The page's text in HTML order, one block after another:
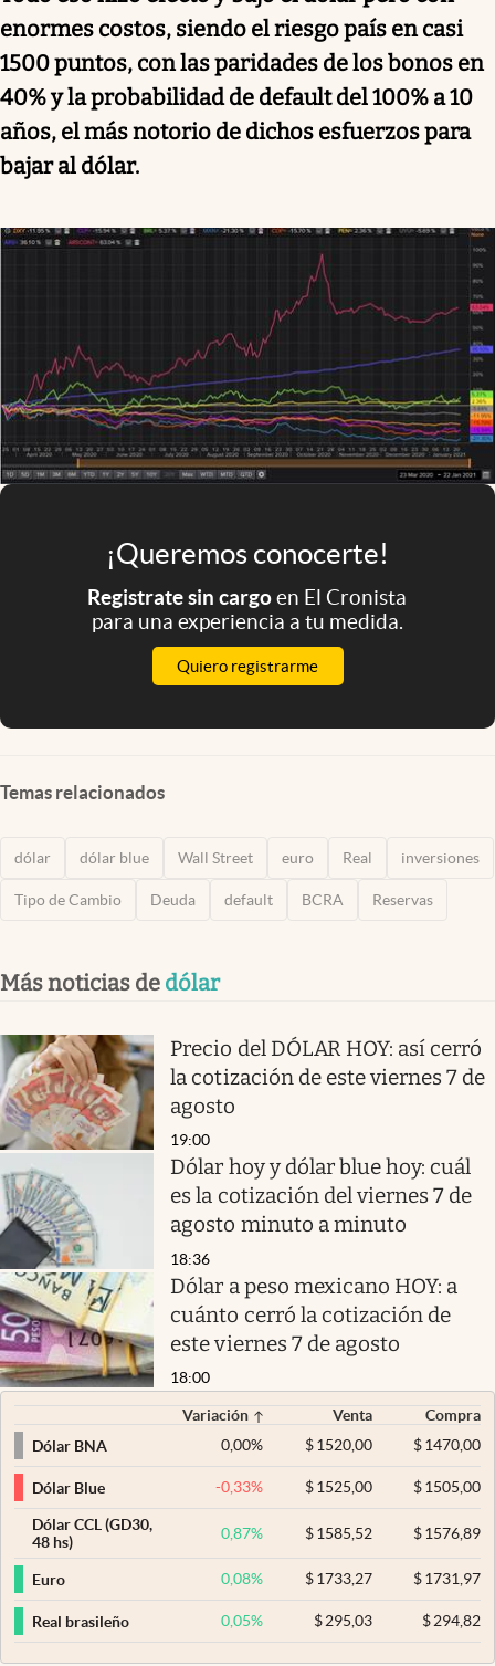
enormes costos, siendo el riesgo país en casi
1500 puntos, con las paridades de los bonos en
40% y la probabilidad de default del 100% a 10
años, el más notorio de dichos esfuerzos para
bajar al dólar.
¡Queremos conocerte!
Registrate sin cargoen El Cronista
para una experiencia a tu medida.
Quiero registrarme
Temas relacionados
dólar dólar blue Wall Street euro Real inversiones
Tipo de Cambio Deuda default BCRA Reservas
Más noticias de dólar
Precio del DÓLAR HOY: así cerró
la cotización de este viernes 7 de
agosto
19:00
Dólar hoy y dólar blue hoy: cuál
es la cotización del viernes 7 de
agosto minuto a minuto
18:36
Dólar a peso mexicano HOY: a
cuánto cerró la cotización de
este viernes 7 de agosto
18:00
Variación Venta
Compra
Dólar BNA
0,00% $ 1520,00 $1470,00
Dólar Blue -0,33% $ 1525,00 $1505,00
Dólar CCL (GD30,
48 hs)
0,87% $ 1585,52 $1576,89
Euro 0,08% $ 1733,27 $1731,97
Real brasileño 0,05% $ 295,03 $294,82